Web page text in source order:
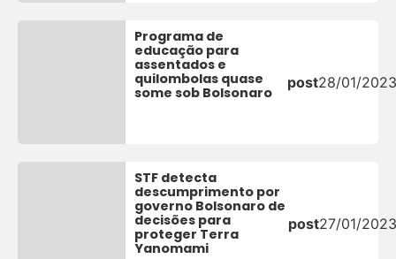
Programa de
educação para
assentados e
quilombolas quase
some sob Bolsonaro
post28/01/
STF detecta
descumprimento por
governo Bolsonaro de
decisões para
proteger Terra
Yanomami
post27/01/2023